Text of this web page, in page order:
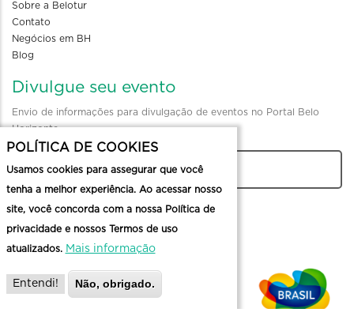
Sobre a Belotur
Contato
Negócios em BH
Blog
Divulgue seu evento
Envio de informações para divulgação de eventos no Portal Belo
Horizonte
CADASTRAR
POLÍTICA DE COOKIES
Usamos cookies para assegurar que você
tenha a melhor experiência. Ao acessar nosso
site, você concorda com a nossa Política de
privacidade e nossos Termos de uso
atualizados. Mais informação
Entendi! Não, obrigado.